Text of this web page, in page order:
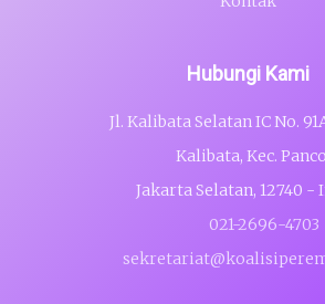
Hubungi Kami
Jl. Kalibata Selatan IC No.
Kalibata, Kec.
Jakarta Selatan, 12740 -
021-2696-4703